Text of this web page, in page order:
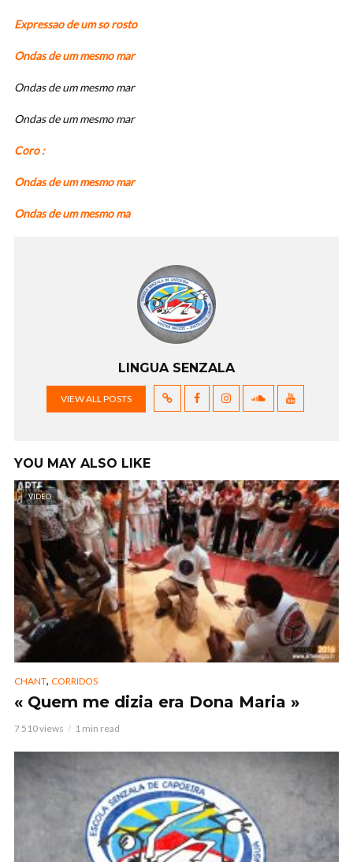
Expressao de um so rosto
Ondas de um mesmo mar
Ondas de um mesmo mar
Ondas de um mesmo mar
Coro :
Ondas de um mesmo mar
Ondas de um mesmo ma
LINGUA SENZALA
VIEW ALL POSTS
YOU MAY ALSO LIKE
VIDEO
CHANT, CORRIDOS
« Quem me dizia era Dona Maria »
7 510 views 1 min read